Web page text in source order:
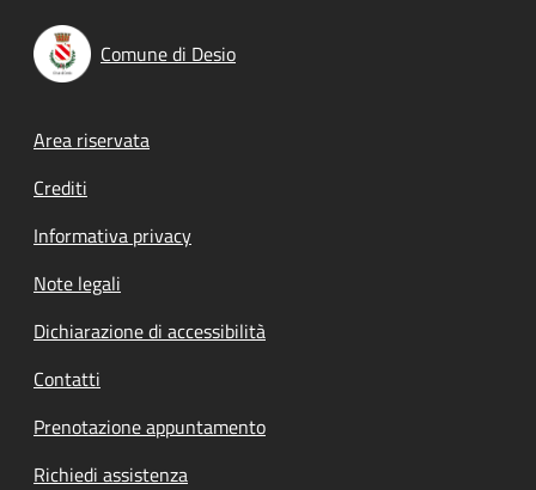
Comune di Desio
Footer menu
Area riservata
Crediti
Informativa privacy
Note legali
Dichiarazione di accessibilità
Contatti
Prenotazione appuntamento
Richiedi assistenza